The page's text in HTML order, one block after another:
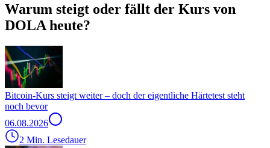
Warum steigt oder fällt der Kurs von
DOLA heute?
Bitcoin-Kurs steigt weiter – doch der eigentliche Härtetest steht
noch bevor
06.08.2026
2 Min. Lesedauer